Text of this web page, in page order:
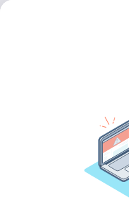
Meeting-
Warum